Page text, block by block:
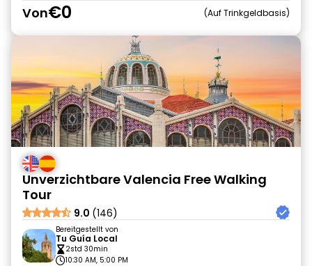
Von€0 Auf Trinkgeldbasis
Unverzichtbare Valencia Free Walking
Tour
9.0 (146)
Bereitgestellt von
Tu Guía Local
2std 30min
10:30 AM, 5:00 PM